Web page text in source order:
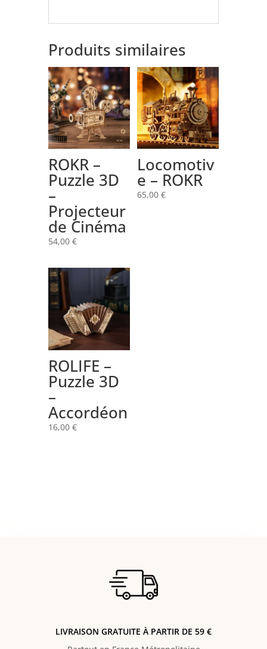
Produits similaires
ROKR –
Puzzle 3D
–
Projecteur
de Cinéma
54,00 €
Locomotiv
e – ROKR
65,00 €
ROLIFE –
Puzzle 3D
–
Accordéon
16,00 €
LIVRAISON GRATUITE À PARTIR DE 59 €